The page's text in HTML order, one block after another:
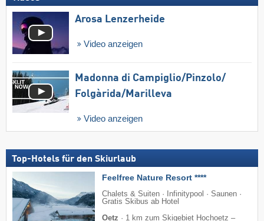
Arosa Lenzerheide
Video anzeigen
Madonna di Campiglio/​Pinzolo/​
Folgàrida/​Marilleva
Video anzeigen
Top-Hotels für den Skiurlaub
Feelfree Nature Resort ****
Chalets & Suiten · Infinitypool · Saunen ·
Gratis Skibus ab Hotel
Oetz · 1 km zum Skigebiet Hochoetz –